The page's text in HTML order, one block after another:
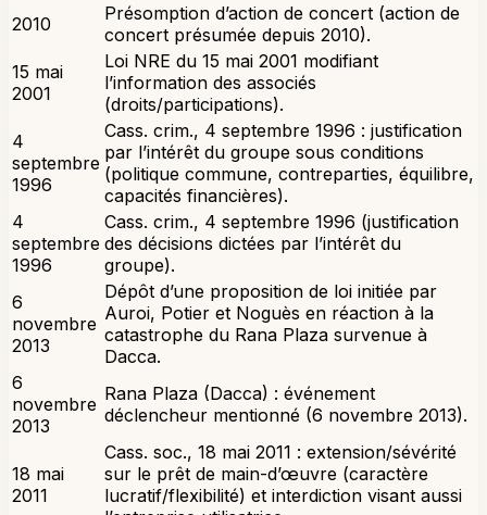
2010
Présomption d’action de concert (action de
concert présumée depuis 2010).
15 mai
2001
Loi NRE du 15 mai 2001 modifiant
l’information des associés
(droits/participations).
4
septembre
1996
Cass. crim., 4 septembre 1996 : justification
par l’intérêt du groupe sous conditions
(politique commune, contreparties, équilibre,
capacités financières).
4
septembre
1996
Cass. crim., 4 septembre 1996 (justification
des décisions dictées par l’intérêt du
groupe).
6
novembre
2013
Dépôt d’une proposition de loi initiée par
Auroi, Potier et Noguès en réaction à la
catastrophe du Rana Plaza survenue à
Dacca.
6
novembre
2013
Rana Plaza (Dacca) : événement
déclencheur mentionné (6 novembre 2013).
18 mai
2011
Cass. soc., 18 mai 2011 : extension/sévérité
sur le prêt de main-d’œuvre (caractère
lucratif/flexibilité) et interdiction visant aussi